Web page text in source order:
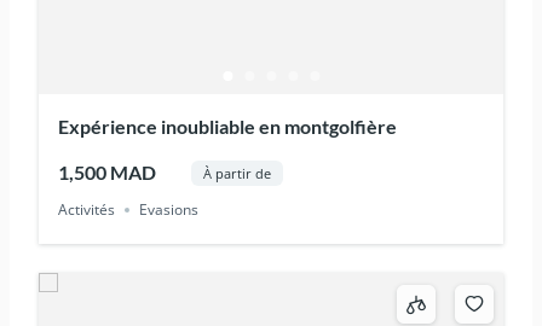
Expérience inoubliable en montgolfière
1,500 MAD À partir de
Activités Evasions